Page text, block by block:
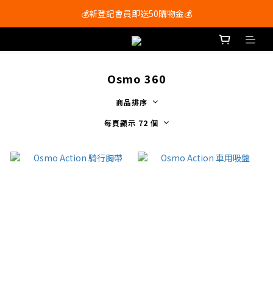
會員尊享購物滿$250即享免運費🚚
💰新登記會員即送50購物金💰
會員尊享購物滿$250即享免運費🚚
Osmo 360
商品排序
每頁顯示 72 個